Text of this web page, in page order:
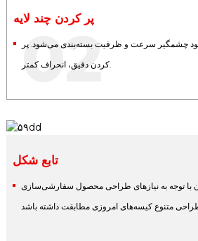
پر کردن چند لایه
چشمگیر سرعت و ظرفیت بسته‌بندی می‌شود. پر
کردن دقیق، انحراف کمتر.
02
تابع شکل
با توجه به نیازهای طراحی محصول سفارشی‌سازی